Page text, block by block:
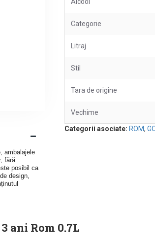
ambalajele
fără
posibil ca
design,
Categorie
Litraj
Stil
Tara de origine
Vechime
Categorii asociate: ROM,
ani Rom 0.7L